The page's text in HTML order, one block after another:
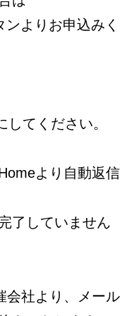
よりお申込みく
してください。
より自動返信
了していません
社より、メール